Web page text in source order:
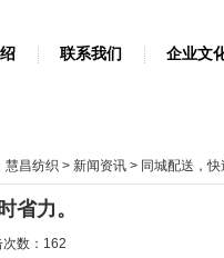
联系我们 企业文
慧昌纺织> 新闻资讯> 同城配送，快
省力。
数：162